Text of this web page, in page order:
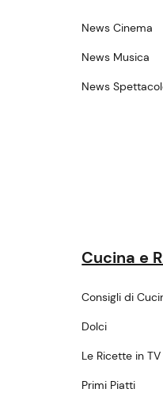
News Cinema
News Musica
News
Cucina e
Consigli di
Dolci
Le Ricette in TV
Primi Piatti